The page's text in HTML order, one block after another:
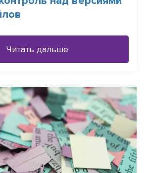
Читать дальше